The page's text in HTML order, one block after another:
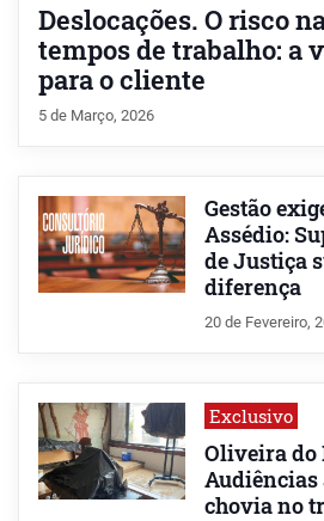
Deslocações. O risco
tempos de trabalho: a
para o cliente
5 de Março, 2026
Gestão
Assédio:
de Justiça
diferença
20 de Fevereiro,
Exclusivo
Oliveira do
Audiências
chovia no